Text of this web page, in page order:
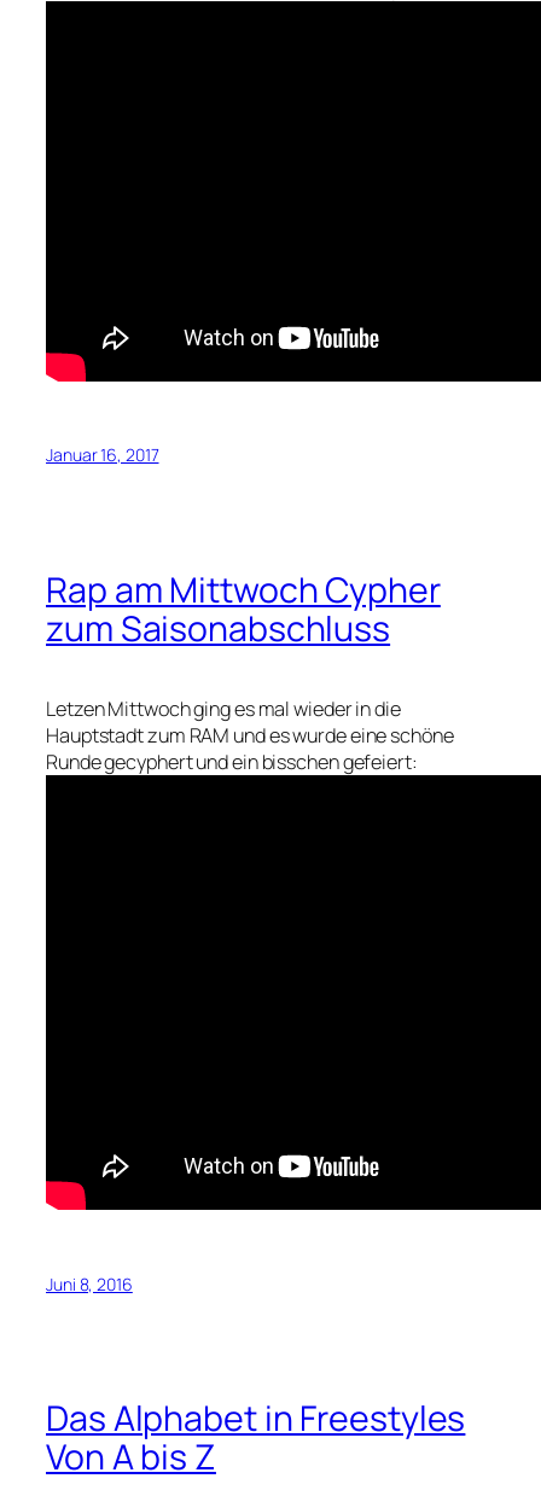
Januar 16, 2017
Rap am Mittwoch Cypher
zum Saisonabschluss
Letzen Mittwoch ging es mal wieder in die
Hauptstadt zum RAM und es wurde eine schöne
Runde gecyphert und ein bisschen gefeiert:
Juni 8, 2016
Das Alphabet in Freestyles
Von A bis Z